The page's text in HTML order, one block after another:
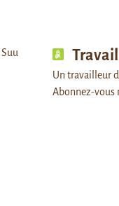
Un travailleur
Abonnez-vous